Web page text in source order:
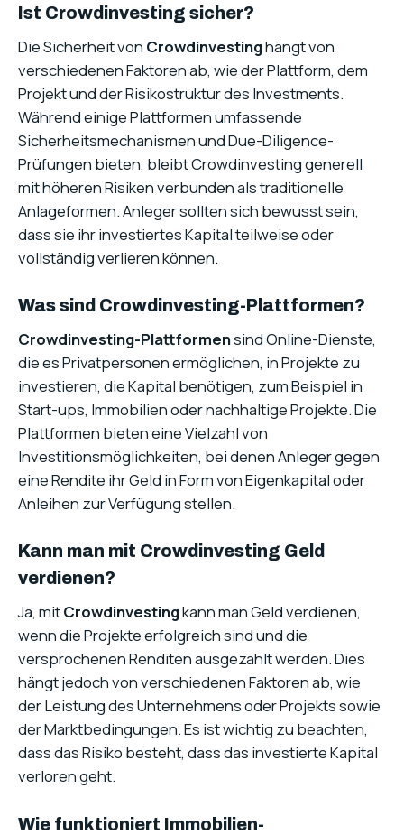
Ist Crowdinvesting sicher?
Die Sicherheit von Crowdinvestinghängt von
verschiedenen Faktoren ab, wie der Plattform, dem
Projekt und der Risikostruktur des Investments.
Während einige Plattformen umfassende
Sicherheitsmechanismen und Due-Diligence-
Prüfungen bieten, bleibt Crowdinvesting generell
mit höheren Risiken verbunden als traditionelle
Anlageformen. Anleger sollten sich bewusst sein,
dass sie ihr investiertes Kapital teilweise oder
vollständig verlieren können.
Was sind Crowdinvesting-Plattformen?
Crowdinvesting-Plattformensind Online-Dienste,
die es Privatpersonen ermöglichen, in Projekte zu
investieren, die Kapital benötigen, zum Beispiel in
Start-ups, Immobilien oder nachhaltige Projekte. Die
Plattformen bieten eine Vielzahl von
Investitionsmöglichkeiten, bei denen Anleger gegen
eine Rendite ihr Geld in Form von Eigenkapital oder
Anleihen zur Verfügung stellen.
Kann man mit Crowdinvesting Geld
verdienen?
Ja, mitCrowdinvestingkann man Geld verdienen,
wenn die Projekte erfolgreich sind und die
versprochenen Renditen ausgezahlt werden. Dies
hängt jedoch von verschiedenen Faktoren ab, wie
der Leistung des Unternehmens oder Projekts sowie
der Marktbedingungen. Es ist wichtig zu beachten,
dass das Risiko besteht, dass das investierte Kapital
verloren geht.
Wie funktioniert Immobilien-